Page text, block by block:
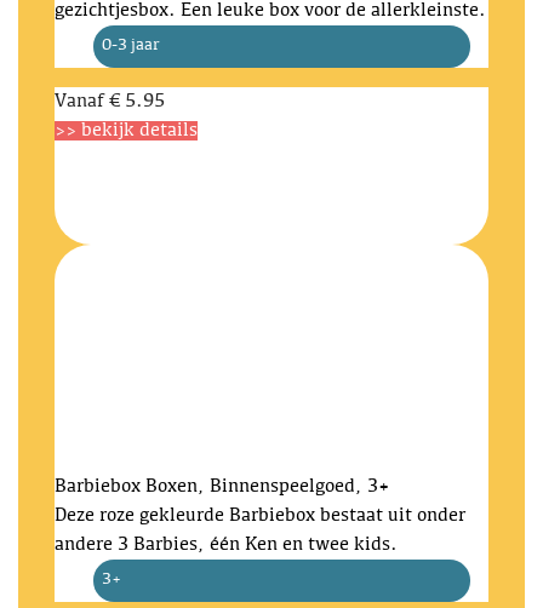
gezichtjesbox. Een leuke box voor de allerkleinste.
0-3 jaar
Vanaf € 5.95
>> bekijk details
Barbiebox Boxen, Binnenspeelgoed, 3+
Deze roze gekleurde Barbiebox bestaat uit onder
andere 3 Barbies, één Ken en twee kids.
3+